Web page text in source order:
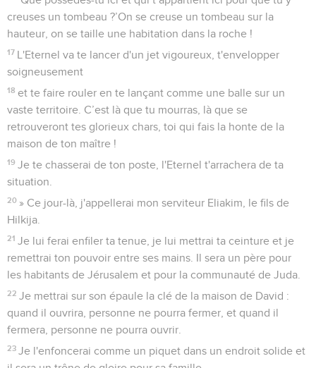
creuses un tombeau ?’On se creuse un tombeau sur la
hauteur, on se taille une habitation dans la roche !
17 L'Eternel va te lancer d'un jet vigoureux, t'envelopper
soigneusement
18 et te faire rouler en te lançant comme une balle sur un
vaste territoire. C’est là que tu mourras, là que se
retrouveront tes glorieux chars, toi qui fais la honte de la
maison de ton maître !
19 Je te chasserai de ton poste, l'Eternel t'arrachera de ta
situation.
20 » Ce jour-là, j'appellerai mon serviteur Eliakim, le fils de
Hilkija.
21 Je lui ferai enfiler ta tenue, je lui mettrai ta ceinture et je
remettrai ton pouvoir entre ses mains. Il sera un père pour
les habitants de Jérusalem et pour la communauté de Juda.
22 Je mettrai sur son épaule la clé de la maison de David :
quand il ouvrira, personne ne pourra fermer, et quand il
fermera, personne ne pourra ouvrir.
23 Je l'enfoncerai comme un piquet dans un endroit solide et